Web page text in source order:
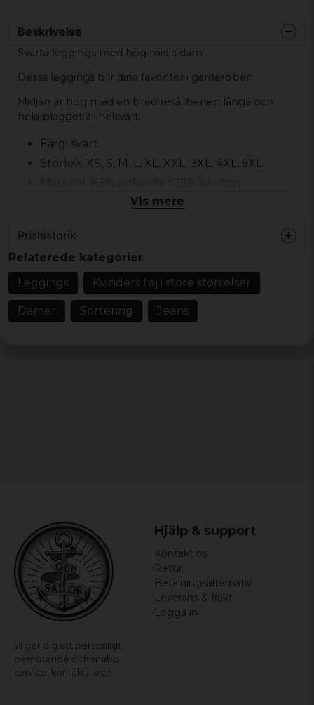
Beskrivelse
Svarta leggings med hög midja dam
Dessa leggings blir dina favoriter i garderoben.
Midjan är hög med en bred reså, benen långa och
hela plagget är helsvart.
Färg: svart
Storlek: XS, S, M, L, XL, XXL, 3XL, 4XL, 5XL
Vis mere
Prishistorik
Relaterede kategorier
Leggings
Kvinders tøj i store størrelser
Damer Sortering Jeans
Vi ger dig ett personligt
bemötande och snabb
service, kontakta oss!
Hjälp & support
Kontakt os
Retur
Betalningsalternativ
Leverans & frakt
Logga in